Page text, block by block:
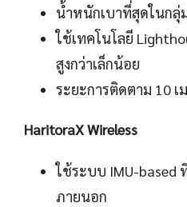
น้ำหนักเบาที่สุดในกลุ่
ใช้เทคโนโลยี
สูงกว่าเล็กน้อย
ระยะการติดตาม 10 เ
HaritoraX Wireless
ใช้ระบบ IMU-based
ภายนอก